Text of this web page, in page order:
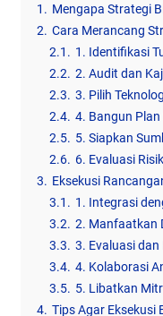
1. Mengapa Strategi
2. Cara Merancang
2.1. 1. Identifikasi
2.2. 2. Audit dan
2.3. 3. Pilih
2.4. 4. Bangun
2.5. 5. Siapkan
2.6. 6. Evaluasi
3. Eksekusi
3.1. 1. Integrasi
3.2. 2. Manfaatkan
3.3. 3. Evaluasi
3.4. 4. Kolaborasi
3.5. 5. Libatkan
4. Tips Agar Eksekusi